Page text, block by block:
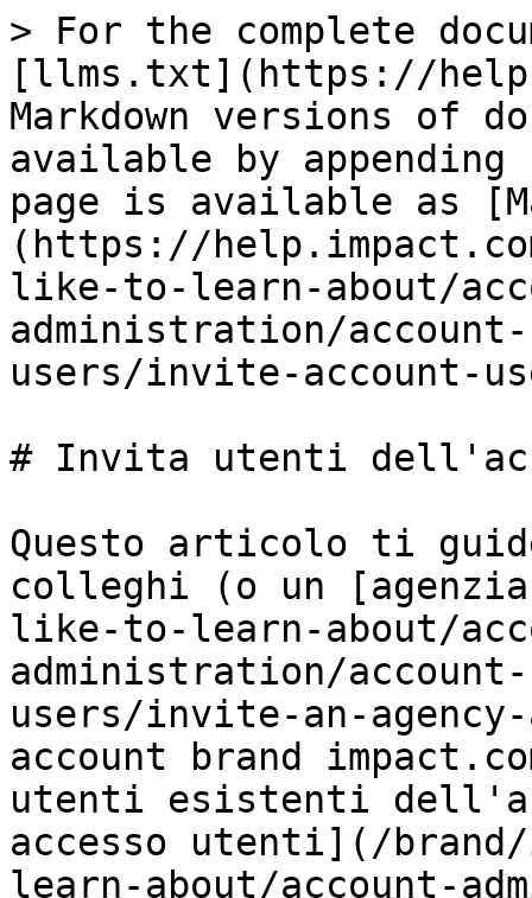
> For the complete
[llms.txt](https://
Markdown versions of
available by
page is available as
(https://
like-to-learn-about/
administration/
users/invite-account-
# Invita utenti
Questo articolo ti
colleghi (o un
like-to-learn-about/
administration/
users/invite-an-
account brand
utenti esistenti
accesso utenti](/
learn-about/account-